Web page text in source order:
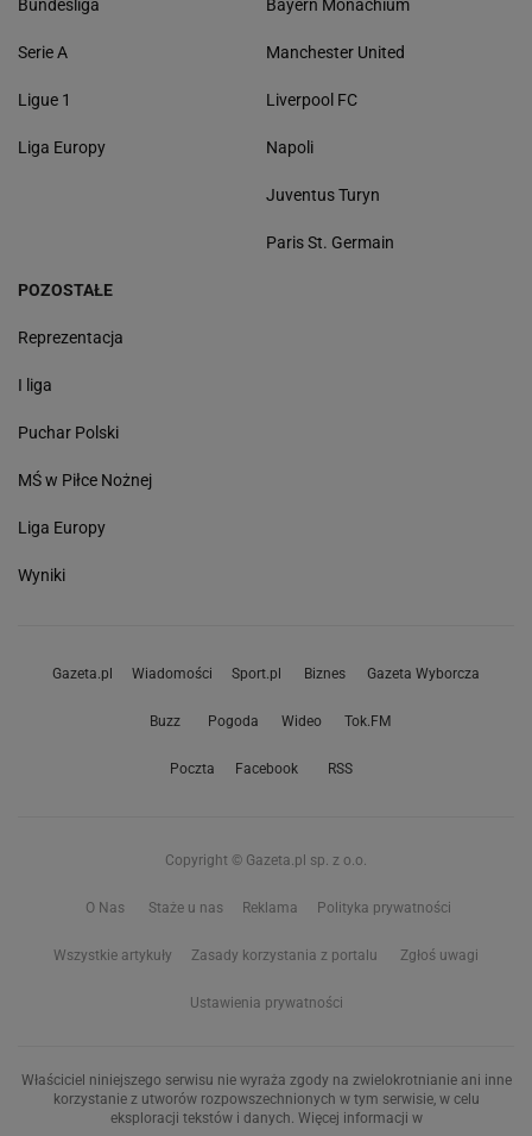
Bundesliga
Serie A
Ligue 1
Liga Europy
Bayern Monachium
Manchester United
Liverpool FC
Napoli
Juventus Turyn
Paris St. Germain
POZOSTAŁE
Reprezentacja
I liga
Puchar Polski
MŚ w Piłce Nożnej
Liga Europy
Wyniki
Gazeta.pl Wiadomości Sport.pl Biznes Gazeta Wyborcza
Buzz Pogoda Wideo Tok.FM
Poczta Facebook RSS
Copyright © Gazeta.pl sp. z o.o.
O Nas Staże u nas Reklama Polityka prywatności
Wszystkie artykuły Zasady korzystania z portalu Zgłoś uwagi
Ustawienia prywatności
Właściciel niniejszego serwisu nie wyraża zgody na zwielokrotnianie ani inne
korzystanie z utworów rozpowszechnionych w tym serwisie, w celu
eksploracji tekstów i danych. Więcej informacji w